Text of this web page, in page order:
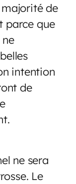
de
parce que
intention
de
ne sera
Le